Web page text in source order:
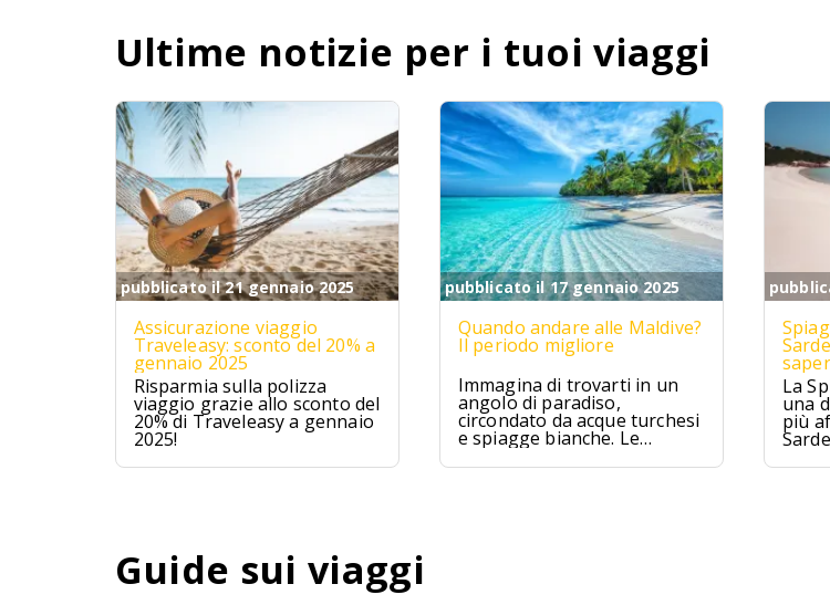
Ultime notizie per i tuoi viaggi
pubblicato il 21 gennaio 2025
Assicurazione viaggio
Traveleasy: sconto del 20% a
gennaio 2025
Risparmia sulla polizza
viaggio grazie allo sconto del
20% di Traveleasy a gennaio
2025!
pubblicato il 17 gennaio 2025
Quando andare alle Maldive?
Il periodo migliore
Immagina di trovarti in un
angolo di paradiso,
circondato da acque turchesi
e spiagge bianche. Le
Maldive sono proprio
questo, un sogno che si
La
una
più
Guide sui viaggi